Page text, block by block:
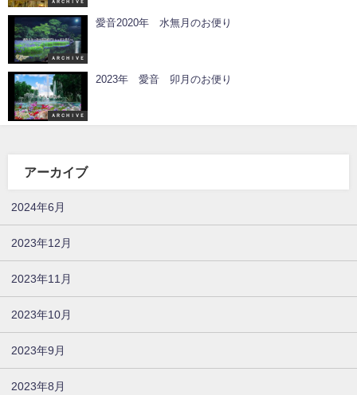
ＡＲＣＨＩＶＥ
ＡＲＣＨＩＶＥ
愛音2020年 水無月のお便り
ＡＲＣＨＩＶＥ
2023年 愛音 卯月のお便り
アーカイブ
2024年6月
2023年12月
2023年11月
2023年10月
2023年9月
2023年8月